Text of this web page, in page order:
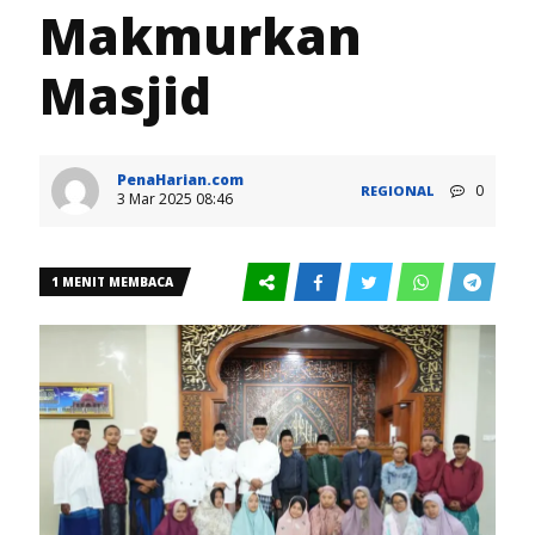
Makmurkan
Masjid
PenaHarian.com
3 Mar 2025 08:46
REGIONAL 0
1 MENIT MEMBACA